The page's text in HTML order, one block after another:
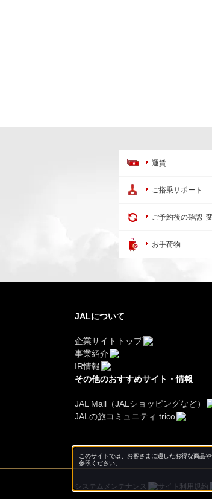
運賃
ご搭乗サポート
ご予約後の確認･
お手荷物
JALについて
企業サイトトップ
事業紹介
IR情報
その他のおすすめサイト・情報
JAL Mall（JALショッピングなど）
JALの旅コミュニティ trico
システムメンテナンス サイト利用規約
このサイトでは、お客さまに適したお得な商品
参照ください。